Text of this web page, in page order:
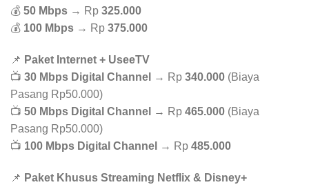
💰 50 Mbps → Rp 325.000
💰 100 Mbps → Rp 375.000
📌 Paket Internet + UseeTV
📺 30 Mbps Digital Channel → Rp 340.000 (Biaya
Pasang Rp50.000)
📺 50 Mbps Digital Channel → Rp 465.000 (Biaya
Pasang Rp50.000)
📺 100 Mbps Digital Channel → Rp 485.000
📌 Paket Khusus Streaming Netflix & Disney+